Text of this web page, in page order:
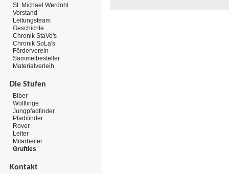
St. Michael Werdohl
Vorstand
Leitungsteam
Geschichte
Chronik StaVo's
Chronik SoLa's
Förderverein
Sammelbesteller
Materialverleih
Die Stufen
Biber
Wölflinge
Jungpfadfinder
Pfadifinder
Rover
Leiter
Mitarbeiter
Grufties
Kontakt